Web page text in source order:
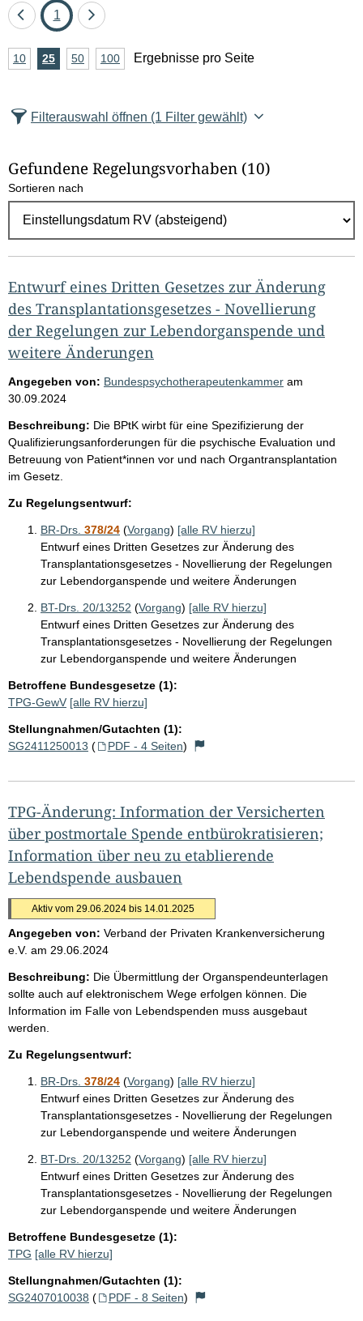
Eine
zurück
Seite
1
Eine
vor
A
z
l
E
g
e
b
n
i
s
s
e
p
r
o
e
10Ergebnisse
25Ergebnisse
50Ergebnisse
100Ergebnisse
Ergebnisse pro Seite
Filterauswahl öffnen (1 Filter gewählt)
Gefundene Regelungsvorhaben (10)
Sortieren nach
Entwurf eines Dritten Gesetzes zur Änderung
des Transplantationsgesetzes - Novellierung
der Regelungen zur Lebendorganspende und
weitere Änderungen
Angegeben von: Bundespsychotherapeutenkammer am
30.09.2024
Beschreibung: Die BPtK wirbt für eine Spezifizierung der
Qualifizierungsanforderungen für die psychische Evaluation und
Betreuung von Patient*innen vor und nach Organtransplantation
im Gesetz.
Zu Regelungsentwurf:
BR-Drs. 378/24 (Vorgang) [alle RV hierzu]
Entwurf eines Dritten Gesetzes zur Änderung des
Transplantationsgesetzes - Novellierung der Regelungen
zur Lebendorganspende und weitere Änderungen
BT-Drs. 20/13252 (Vorgang) [alle RV hierzu]
Entwurf eines Dritten Gesetzes zur Änderung des
Transplantationsgesetzes - Novellierung der Regelungen
zur Lebendorganspende und weitere Änderungen
Betroffene Bundesgesetze (1):
TPG-GewV [alle RV hierzu]
Stellungnahmen/Gutachten (1):
SG2411250013 ( PDF - 4 Seiten)
TPG-Änderung: Information der Versicherten
über postmortale Spende entbürokratisieren;
Information über neu zu etablierende
Lebendspende ausbauen
Aktiv vom 29.06.2024 bis 14.01.2025
Angegeben von: Verband der Privaten Krankenversicherung
e.V. am 29.06.2024
Beschreibung: Die Übermittlung der Organspendeunterlagen
sollte auch auf elektronischem Wege erfolgen können. Die
Information im Falle von Lebendspenden muss ausgebaut
werden.
Zu Regelungsentwurf:
BR-Drs. 378/24 (Vorgang) [alle RV hierzu]
Entwurf eines Dritten Gesetzes zur Änderung des
Transplantationsgesetzes - Novellierung der Regelungen
zur Lebendorganspende und weitere Änderungen
BT-Drs. 20/13252 (Vorgang) [alle RV hierzu]
Entwurf eines Dritten Gesetzes zur Änderung des
Transplantationsgesetzes - Novellierung der Regelungen
zur Lebendorganspende und weitere Änderungen
Betroffene Bundesgesetze (1):
TPG [alle RV hierzu]
Stellungnahmen/Gutachten (1):
SG2407010038 ( PDF - 8 Seiten)